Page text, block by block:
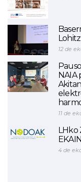
12 de
NAIA
11 de
LHko
4 de